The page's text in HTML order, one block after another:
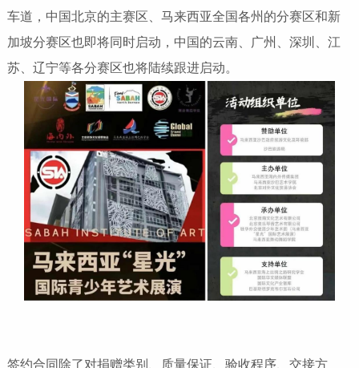
车道，中国北京的主赛区、马来西亚全国各州的分赛区和新
加坡分赛区也即将同时启动，中国的云南、广州、深圳、江
苏、辽宁等各分赛区也将陆续跟进启动。
签约合同除了对捐赠类别、质量保证、验收程序、交接方